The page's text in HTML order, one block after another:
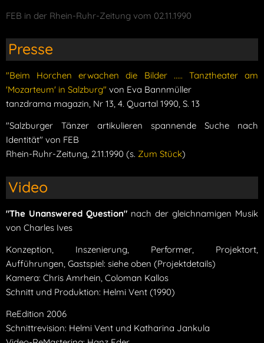
FEB in der Rhein-Ruhr-Zeitung vom 02.11.1990
Presse
"Beim Horchen erwachen die Bilder ..... Tanztheater am
'Mozarteum' in Salzburg" von Eva Bannmüller
tanzdrama magazin, Nr 13, 4. Quartal 1990, S. 13
"Salzburger Tänzer artikulieren spannende Suche nach
Identität" von FEB
Rhein-Ruhr-Zeitung, 2.11.1990 (s. Zum Stück)
Video
"The Unanswered Question" nach der gleichnamigen Musik
von Charles Ives
Konzeption, Inszenierung, Performer, Projektort,
Aufführungen, Gastspiel: siehe oben (Projektdetails)
Kamera: Chris Amrhein, Coloman Kallos
Schnitt und Produktion: Helmi Vent (1990)
ReEdition 2006
Schnittrevision: Helmi Vent und Katharina Jankula